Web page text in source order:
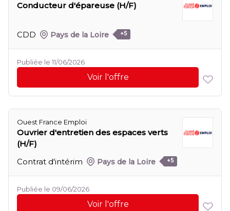
Conducteur d'épareuse (H/F)
CDD Pays de la Loire +5
Publiée le 11/06/2026
Voir l'offre
Ouest France Emploi
Ouvrier d'entretien des espaces verts
(H/F)
Contrat d'intérim
Pays de la Loire +5
Publiée le 09/06/2026
Voir l'offre